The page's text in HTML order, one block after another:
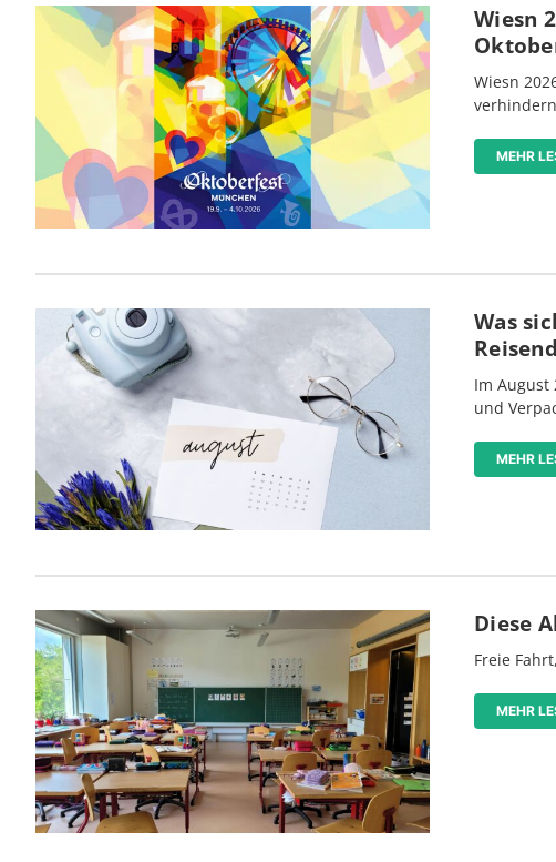
Wiesn
Wiesn
MEHR
Was
Im August
und
MEHR
Diese
Freie
MEHR